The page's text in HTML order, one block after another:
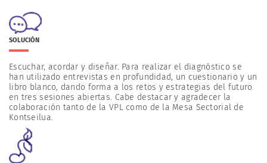
SOLUCIÓN
Escuchar, acordar y diseñar. Para realizar el diagnóstico se
han utilizado entrevistas en profundidad, un cuestionario y un
libro blanco, dando forma a los retos y estrategias del futuro
en tres sesiones abiertas. Cabe destacar y agradecer la
colaboración tanto de la VPL como de la Mesa Sectorial de
Kontseilua.